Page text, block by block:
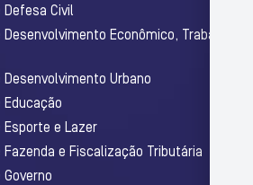
Civil
Econômico, Trabalho
Urbano
Esporte e Lazer
e Fiscalização Tributária